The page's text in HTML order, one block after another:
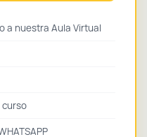
a nuestra Aula Virtual
curso